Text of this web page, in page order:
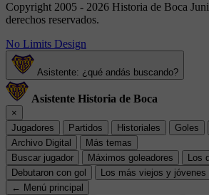
Copyright 2005 - 2026 Historia de Boca
derechos reservados.
No Limits Design
Asistente: ¿qué andás buscando?
Asistente Historia de Boca
×
Jugadores
Partidos Historiales Goles
Archivo Digital
Más temas
Buscar jugador
Máximos goleadores
Los
Debutaron con gol
Los más viejos y jóvenes
← Menú principal